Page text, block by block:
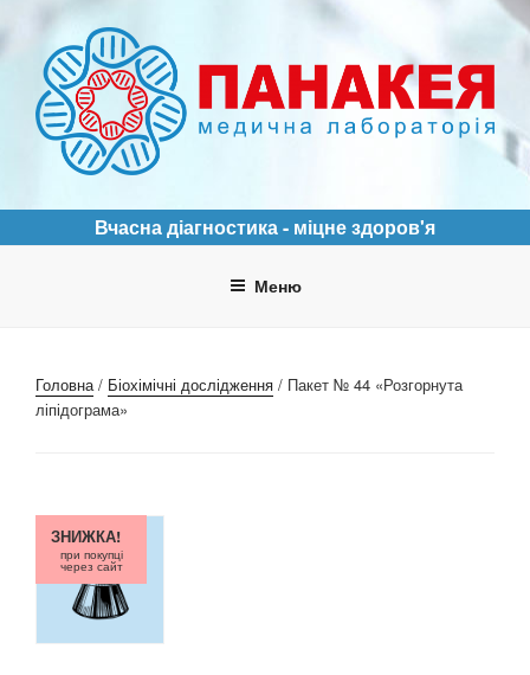
вмісту
ПАНАКЕЯ
Вчасна діагностика - міцне здоров'я
Меню
Головна/ Біохімічні дослідження / Пакет № 44 «Розгорнута
ліпідограма»
ЗНИЖКА!
при покупці
через сайт